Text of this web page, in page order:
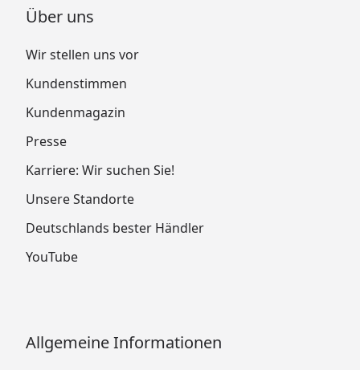
Über uns
Wir stellen uns vor
Kundenstimmen
Kundenmagazin
Presse
Karriere: Wir suchen Sie!
Unsere Standorte
Deutschlands bester Händler
YouTube
Allgemeine Informationen